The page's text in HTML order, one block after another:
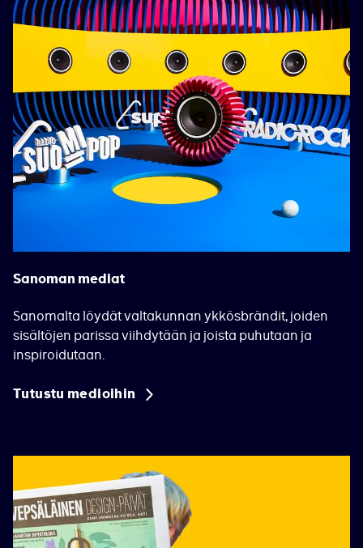
Sanoman mediat
Sanomalta löydät valtakunnan ykkösbrändit, joiden
sisältöjen parissa viihdytään ja joista puhutaan ja
inspiroidutaan.
Tutustu medioihin